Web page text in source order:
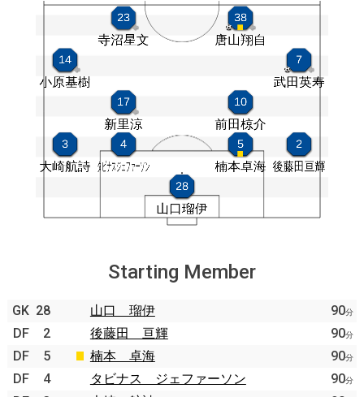
Starting Member
GK 28 山口 瑠伊 90分
DF 2 後藤田 亘輝 90分
DF 5 楠本 卓海 90分
DF 4 タビナス ジェファーソン 90分